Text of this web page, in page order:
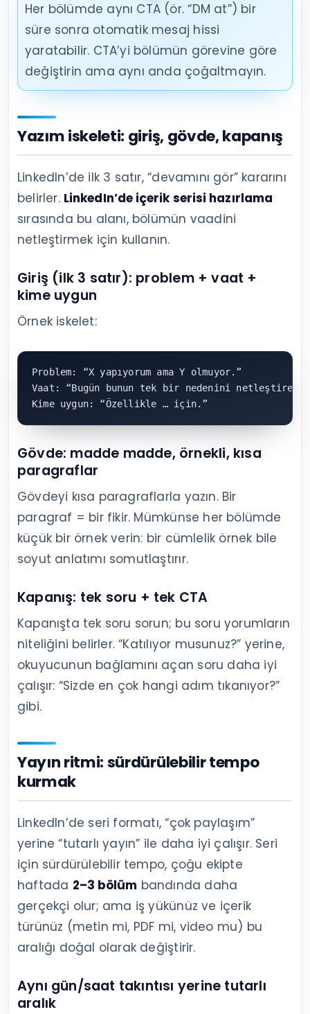
Her bölümde aynı CTA (ör. “DM at”) bir
süre sonra otomatik mesaj hissi
yaratabilir. CTA’yi bölümün görevine göre
değiştirin ama aynı anda çoğaltmayın.
Yazım iskeleti: giriş, gövde, kapanış
LinkedIn’de ilk 3 satır, “devamını gör” kararını
belirler. LinkedIn’de içerik serisi hazırlama
sırasında bu alanı, bölümün vaadini
netleştirmek için kullanın.
Giriş (ilk 3 satır): problem + vaat +
kime uygun
Örnek iskelet:
Problem: “X yapıyorum ama Y olmuyor.”
Vaat: “Bugün bunun tek bir nedenini
Kime uygun: “Özellikle … için.”
Gövde: madde madde, örnekli, kısa
paragraflar
Gövdeyi kısa paragraflarla yazın. Bir
paragraf = bir fikir. Mümkünse her bölümde
küçük bir örnek verin: bir cümlelik örnek bile
soyut anlatımı somutlaştırır.
Kapanış: tek soru + tek CTA
Kapanışta tek soru sorun; bu soru yorumların
niteliğini belirler. “Katılıyor musunuz?” yerine,
okuyucunun bağlamını açan soru daha iyi
çalışır: “Sizde en çok hangi adım tıkanıyor?”
gibi.
Yayın ritmi: sürdürülebilir tempo
kurmak
LinkedIn’de seri formatı, “çok paylaşım”
yerine “tutarlı yayın” ile daha iyi çalışır. Seri
için sürdürülebilir tempo, çoğu ekipte
haftada 2–3 bölüm bandında daha
gerçekçi olur; ama iş yükünüz ve içerik
türünüz (metin mi, PDF mi, video mu) bu
aralığı doğal olarak değiştirir.
Aynı gün/saat takıntısı yerine tutarlı
aralık